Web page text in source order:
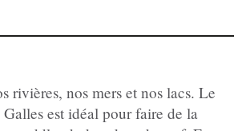
rivières, nos mers et nos lacs. Le
est idéal pour faire de la